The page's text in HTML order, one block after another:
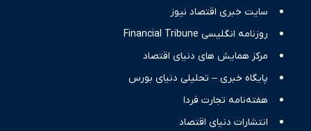
سایت خبری اقتصاد نیوز
روزنامه انگلیسی Financial Tribune
مرکز همایش های دنیای اقتصاد
پایگاه خبری – تحلیلی دنیای بورس
هفته‌نامه تجارت فردا
انتشارات دنیای اقتصاد